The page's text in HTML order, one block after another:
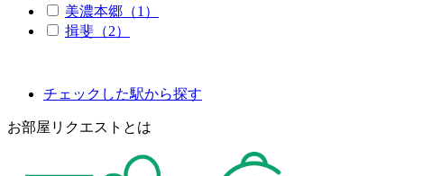
美濃本郷（1）
揖斐（2）
チェックした駅から探す
お部屋リクエストとは